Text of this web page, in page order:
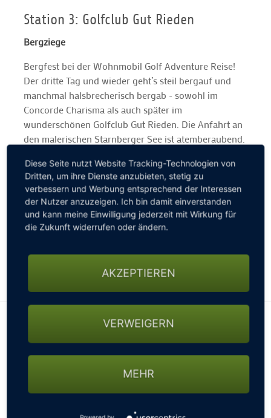
Station 3: Golfclub Gut Rieden
Bergziege
Bergfest bei der Wohnmobil Golf Adventure Reise!
Der dritte Tag und wieder geht’s steil bergauf und
manchmal halsbrecherisch bergab - sowohl im
Concorde Charisma als auch später im
wunderschönen Golfclub Gut Rieden. Die Anfahrt an
den malerischen Starnberger See ist atemberaubend.
mit einem grandiosen Alpenpanorama verwöhnt. Ein
kleiner Tipp nach drei Tagen Wohnmobil Golf
Adventure gefällig? Bitte immer vor der Anreise bei
den jeweiligen Golfclubs anrufen und nach
gesperrten Straßen, nicht passierbaren Wegen oder
könnte es mit der gebuchten Startzeit schon mal
Diese Seite nutzt Website Tracking-Technologien von
Dritten, um ihre Dienste anzubieten, stetig zu
verbessern und Werbung entsprechend der Interessen
der Nutzer anzuzeigen. Ich bin damit einverstanden
und kann meine Einwilligung jederzeit mit Wirkung für
die Zukunft widerrufen oder ändern.
AKZEPTIEREN
VERWEIGERN
MEHR